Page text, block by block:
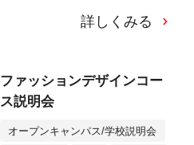
詳しくみる
ファッションデザインコー
ス説明会
オープンキャンパス/学校説明会